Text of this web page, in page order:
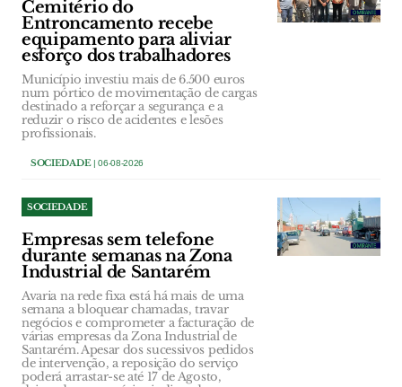
Cemitério do
Entroncamento recebe
equipamento para aliviar
esforço dos trabalhadores
Município investiu mais de 6.500 euros
num pórtico de movimentação de cargas
destinado a reforçar a segurança e a
reduzir o risco de acidentes e lesões
profissionais.
SOCIEDADE| 06-08-2026
SOCIEDADE
Empresas sem telefone
durante semanas na Zona
Industrial de Santarém
Avaria na rede fixa está há mais de uma
semana a bloquear chamadas, travar
negócios e comprometer a facturação de
várias empresas da Zona Industrial de
Santarém. Apesar dos sucessivos pedidos
de intervenção, a reposição do serviço
poderá arrastar-se até 17 de Agosto,